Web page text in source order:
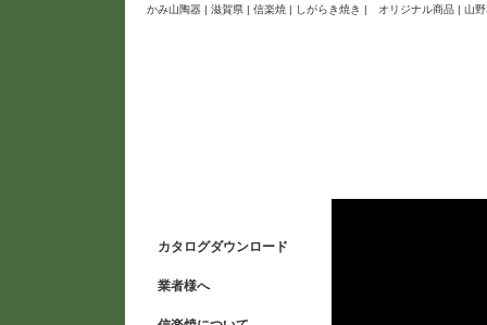
かみ山陶器 | 滋賀県 | 信楽焼 | しがらき焼き | オリジナル商品 | 山
カタログダウンロード
業者様へ